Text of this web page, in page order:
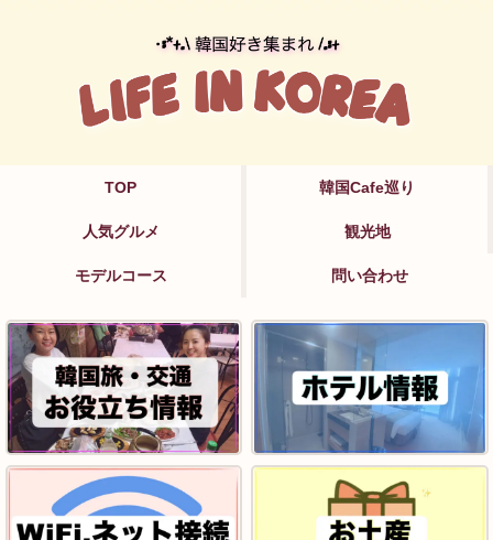
TOP 韓国Cafe巡り
人気グルメ 観光地
モデルコース 問い合わせ